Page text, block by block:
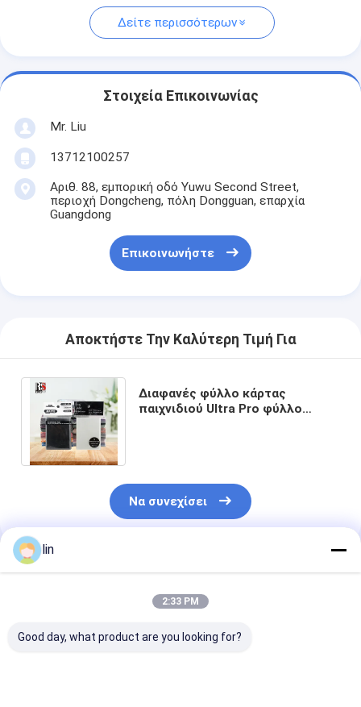
Δείτε περισσότερων
Στοιχεία Επικοινωνίας
Mr. Liu
13712100257
Αριθ. 88, εμπορική οδό Yuwu Second Street,
περιοχή Dongcheng, πόλη Dongguan, επαρχία
Guangdong
Επικοινωνήστε
Αποκτήστε Την Καλύτερη Τιμή Για
Διαφανές φύλλο κάρτας
παιχνιδιού Ultra Pro φύλλο
Να συνεχίσει
Συνιστώμενα Προϊόντα
lin
2:33 PM
Good day, what product are you looking for?